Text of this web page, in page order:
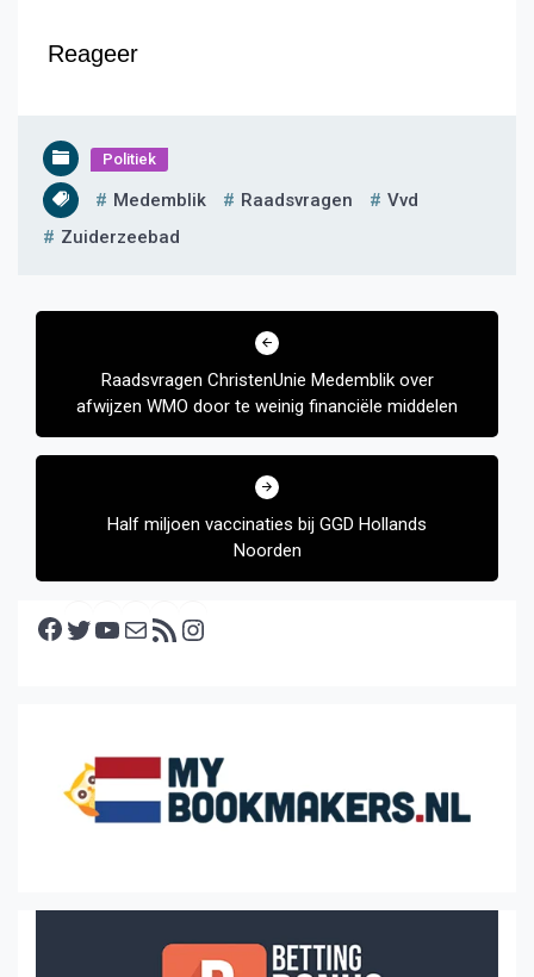
Reageer
Politiek
Medemblik Raadsvragen
Vvd
Zuiderzeebad
Bericht
Raadsvragen ChristenUnie Medemblik over
afwijzen WMO door te weinig financiële middelen
Half miljoen vaccinaties bij GGD Hollands
Noorden
Facebook Twitter YouTube E-mail RSS feed